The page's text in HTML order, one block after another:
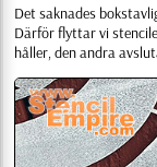
Det saknades
Därför flyttar vi
håller, den andra